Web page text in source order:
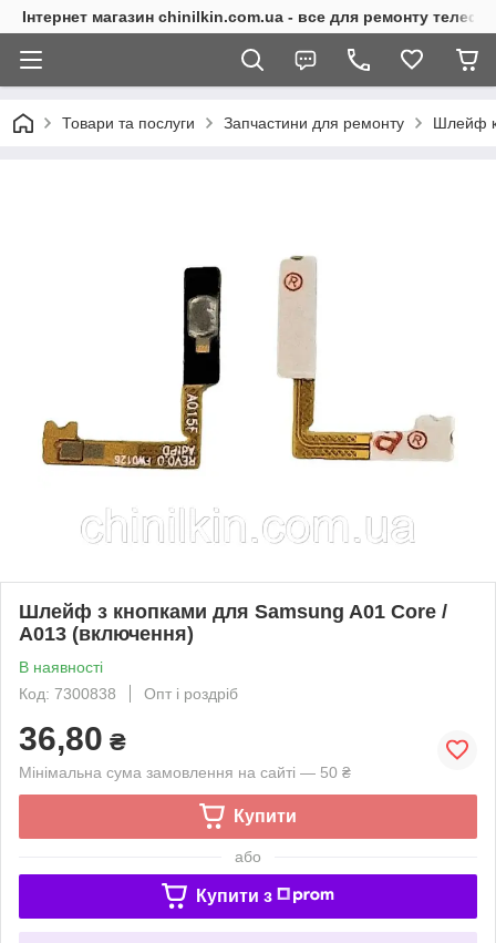
Інтернет магазин chinilkin.com.ua - все для ремонту
Товари та послуги Запчастини для ремонту Шлейф
Шлейф з кнопками для Samsung A01 Core /
A013 (включення)
В наявності
Код: 7300838
Опт і роздріб
36,80 ₴
Мінімальна сума замовлення на сайті — 50 ₴
Купити
або
Купити з